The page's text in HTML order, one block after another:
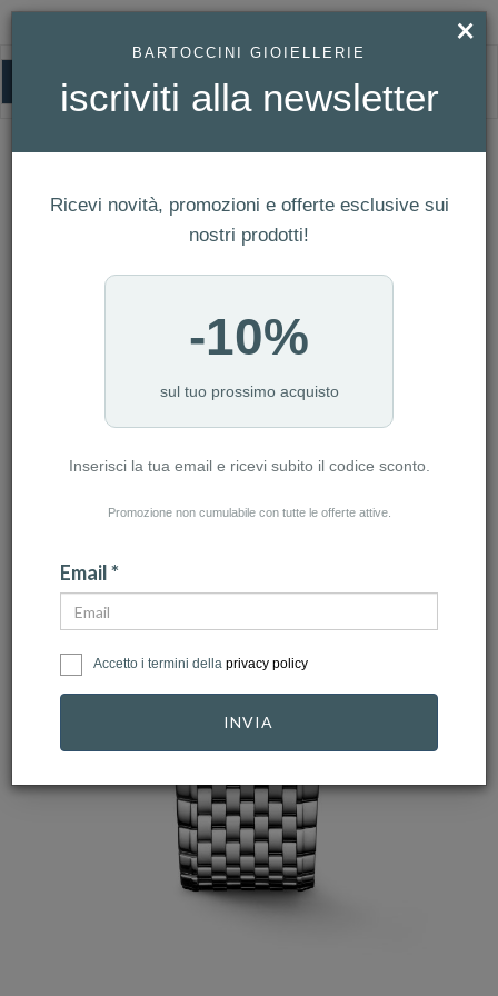
HOMEPAGE LA GRANDE CLASSIQUE DE LONGINES REF. L4.918.4.11.6
LA GRANDE CLASSIQUE DE
LONGINES Ref. L4.918.4.11.6
×
BARTOCCINI GIOIELLERIE
iscriviti alla newsletter
Ricevi novità, promozioni e offerte esclusive sui
nostri prodotti!
-10%
sul tuo prossimo acquisto
Inserisci la tua email e ricevi subito il codice sconto.
Promozione non cumulabile con tutte le offerte attive.
Email *
Accetto i termini della privacy policy
INVIA